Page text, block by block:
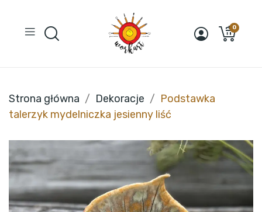
0
Strona główna Dekoracje
Podstawka
talerzyk mydelniczka jesienny liść